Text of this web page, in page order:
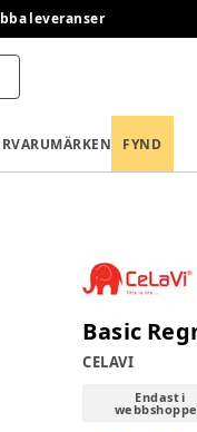
leveranser
VARUMÄRKEN FYND
Basic
CELAVI
Endast i